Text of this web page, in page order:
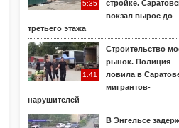
5:35
стройке.
вокзал вырос до
третьего этажа
1:41
Строительство
рынок. Полиция
ловила в
мигрантов-
нарушителей
В Энгельсе